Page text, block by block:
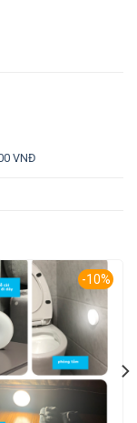
VNĐ
-10%